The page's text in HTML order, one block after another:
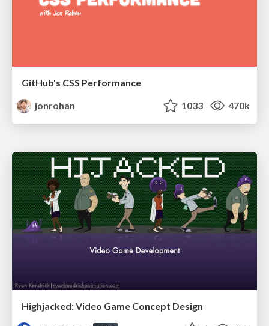
GitHub's CSS Performance
jonrohan
1033 470k
Highjacked: Video Game Concept Design